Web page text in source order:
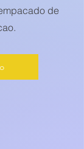
de